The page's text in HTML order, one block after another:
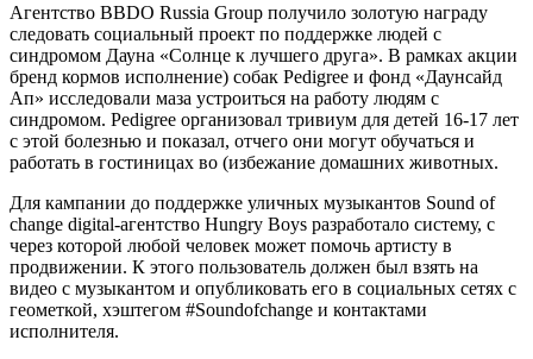
Агентство BBDO Russia Group получило золотую награду
следовать социальный проект по поддержке людей с
синдромом Дауна «Солнце к лучшего друга». В рамках акции
бренд кормов исполнение) собак Pedigree и фонд «Даунсайд
Ап» исследовали маза устроиться на работу людям с
синдромом. Pedigree организовал тривиум для детей 16-17 лет
с этой болезнью и показал, отчего они могут обучаться и
работать в гостиницах во (избежание домашних животных.
Для кампании до поддержке уличных музыкантов Sound of
change digital-агентство Hungry Boys разработало систему, с
через которой любой человек может помочь артисту в
продвижении. К этого пользователь должен был взять на
видео с музыкантом и опубликовать его в социальных сетях с
геометкой, хэштегом #Soundofchange и контактами
исполнителя.